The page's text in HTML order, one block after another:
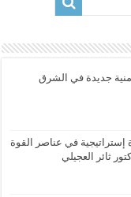
جديدة في الشرق
إستراتيجية في عناصر القوة
ثائر العجيلي